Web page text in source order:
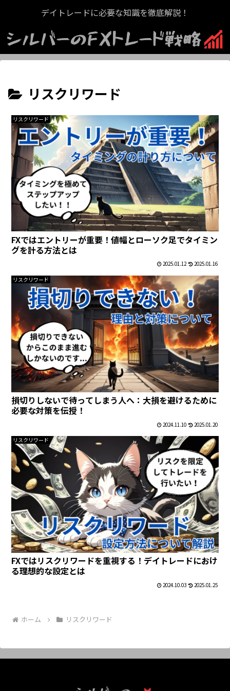
デイトレードに必要な知識を徹底解説！
リスクリワード
リスクリワード
FXではエントリーが重要！値幅とローソク足でタイミン
グを計る方法とは
2025.01.12 2025.01.16
リスクリワード
損切りしないで待ってしまう人へ：大損を避けるために
必要な対策を伝授！
2024.11.10 2025.01.20
リスクリワード
FXではリスクリワードを重視する！デイトレードにおけ
る理想的な設定とは
2024.10.03 2025.01.25
ホーム リスクリワード